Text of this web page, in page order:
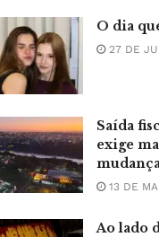
O dia
27 DE
Saída
exige
13 DE
Ao lado